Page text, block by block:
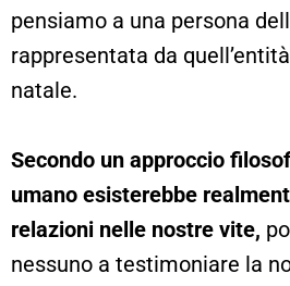
pensiamo a una persona
rappresentata da
natale.
Secondo un approccio
umano esisterebbe
relazioni nelle nostre vite,
nessuno a testimoniare la